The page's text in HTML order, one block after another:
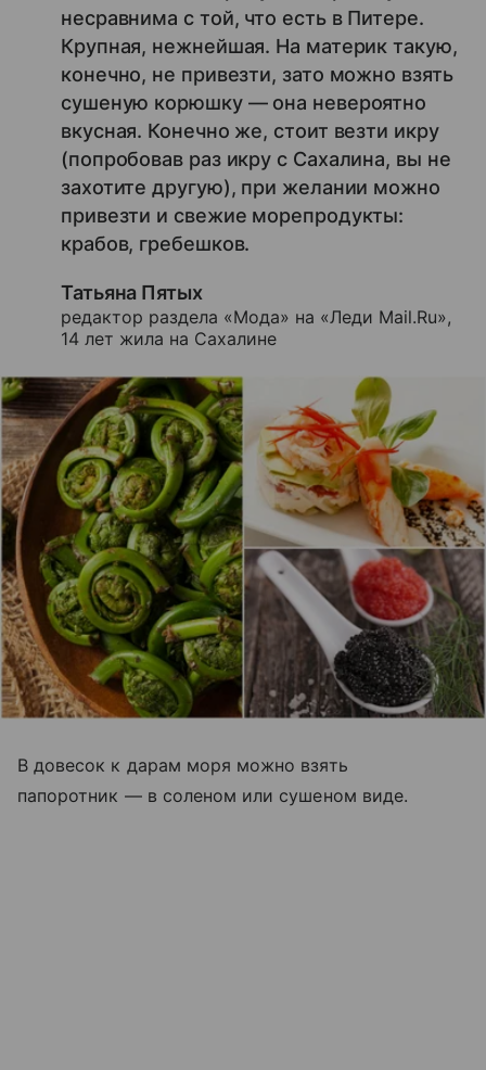
несравнима с той, что есть в Питере.
Крупная, нежнейшая. На материк такую,
конечно, не привезти, зато можно взять
сушеную корюшку — она невероятно
вкусная. Конечно же, стоит везти икру
(попробовав раз икру с Сахалина, вы не
захотите другую), при желании можно
привезти и свежие морепродукты:
крабов, гребешков.
Татьяна Пятых
редактор раздела «Мода» на «Леди Mail.Ru»,
14 лет жила на Сахалине
В довесок к дарам моря можно взять
папоротник —в соленом или сушеном виде.